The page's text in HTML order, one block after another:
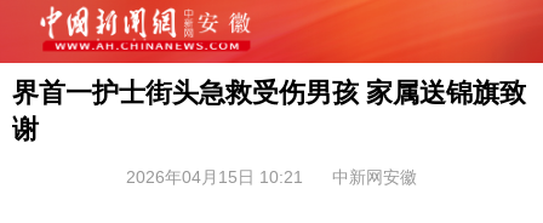
界首一护士街头急救受伤男孩 家属送锦旗致
谢
2026年04月15日 10:21 中新网安徽